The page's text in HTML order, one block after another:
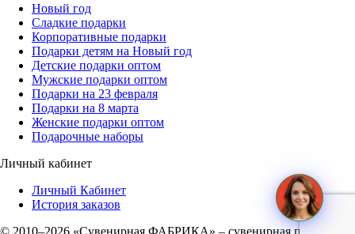
Новый год
Сладкие подарки
Корпоративные подарки
Подарки детям на Новый год
Детские подарки оптом
Мужские подарки оптом
Подарки на 23 февраля
Подарки на 8 марта
Женские подарки оптом
Подарочные наборы
Личный кабинет
Личный Кабинет
История заказов
© 2010–2026 «Сувенирная ФАБРИКА» – сувенирная продукция